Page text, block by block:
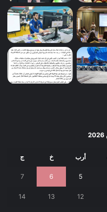
أرب خ ج
5
6
7
12
13
14